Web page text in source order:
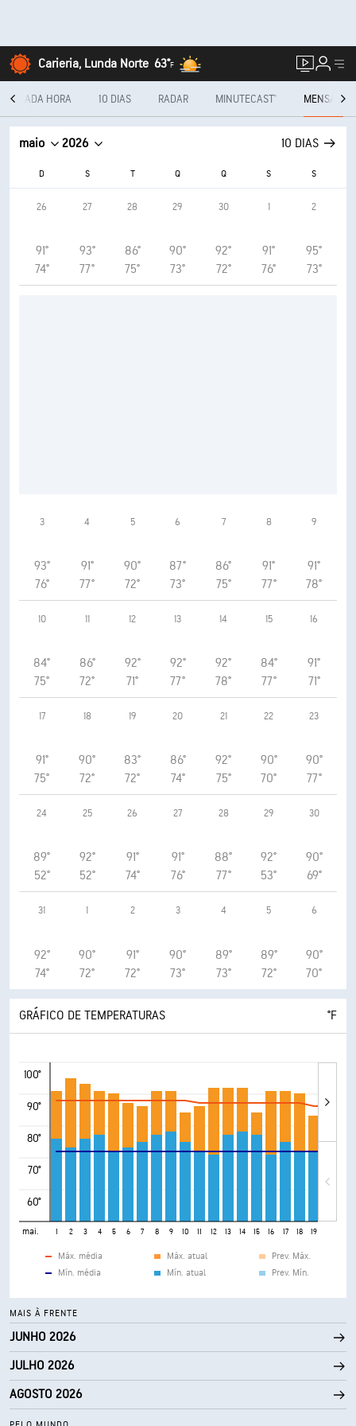
Carieria, Lunda Norte 63°F
A CADA HORA 10 DIAS RADAR MINUTECAST® MENSAL
maio 2026 10 DIAS
D S T Q Q S S
26
91°
74°
27
93°
77°
28
86°
75°
29
90°
73°
30
92°
72°
1
91°
76°
2
95°
73°
3
93°
76°
4
91°
77°
5
90°
72°
6
87°
73°
7
86°
75°
8
91°
77°
9
91°
78°
10
84°
75°
11
86°
72°
12
92°
71°
13
92°
77°
14
92°
78°
15
84°
77°
16
91°
71°
17
91°
75°
18
90°
72°
19
83°
72°
20
86°
74°
21
92°
75°
22
90°
70°
23
90°
77°
24
89°
52°
25
92°
52°
26
91°
74°
27
91°
76°
28
88°
77°
29
92°
53°
30
90°
69°
31
92°
74°
1
90°
72°
2
91°
72°
3
90°
73°
4
89°
73°
5
89°
72°
6
90°
70°
GRÁFICO DE TEMPERATURAS °F
100°
90°
80°
70°
60°
mai. 1 2 3 4 5 6 7 8 9 10 11 12 13 14 15 16 17 18 19
Máx. média
Mín. média
Máx. atual
Mín. atual
Prev. Máx.
Prev. Mín.
MAIS À FRENTE
JUNHO 2026
JULHO 2026
AGOSTO 2026